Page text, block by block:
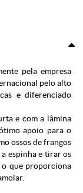
pela empresa
pelo alto
e diferenciado
e com a lâmina
apoio para o
ossos de frangos
espinha e tirar os
que proporciona